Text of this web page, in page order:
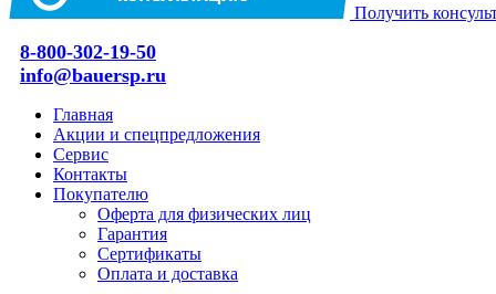
Получить
8-800-302-19-50
info@bauersp.ru
Главная
Акции и спецпредложения
Сервис
Контакты
Покупателю
Оферта для физических лиц
Гарантия
Сертификаты
Оплата и доставка